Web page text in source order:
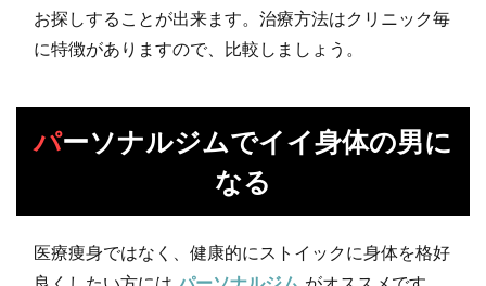
お探しすることが出来ます。治療方法はクリニック毎
に特徴がありますので、比較しましょう。
パーソナルジムでイイ身体の男に
なる
医療痩身ではなく、健康的にストイックに身体を格好
良くしたい方には パーソナルジム がオススメです。